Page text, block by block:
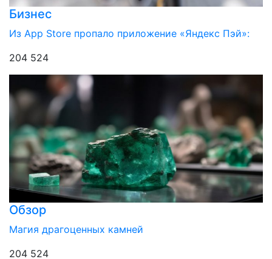
Бизнес
Из App Store пропало приложение «Яндекс Пэй»:
204 524
Обзор
Магия драгоценных камней
204 524